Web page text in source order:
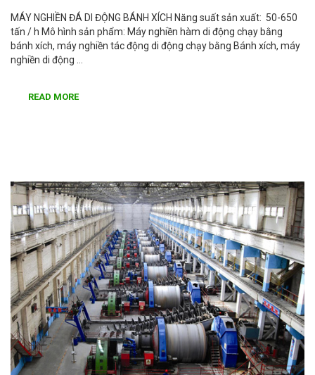
MÁY NGHIỀN ĐÁ DI ĐỘNG BÁNH XÍCH Năng suất sản xuất: 50-650
tấn / h Mô hình sản phẩm: Máy nghiền hàm di động chạy bằng
bánh xích, máy nghiền tác động di động chạy bằng Bánh xích, máy
nghiền di động …
READ MORE